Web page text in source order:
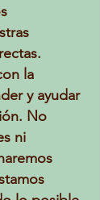
la
y ayudar
No
ni